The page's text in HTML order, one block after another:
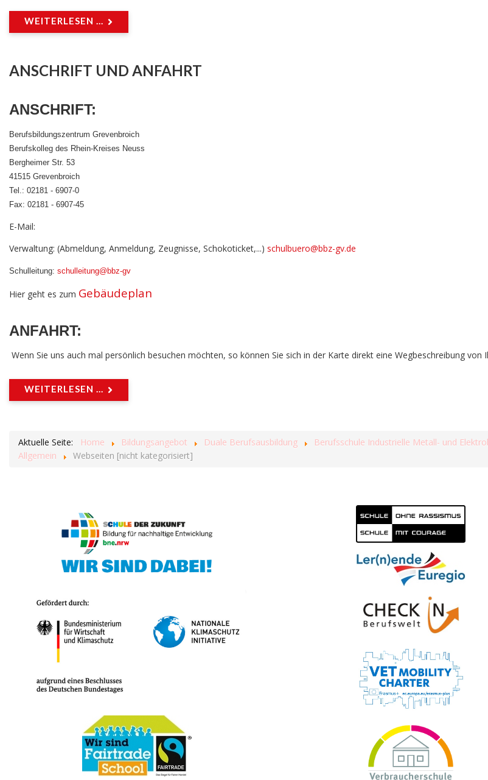
WEITERLESEN ...
ANSCHRIFT UND ANFAHRT
ANSCHRIFT:
Berufsbildungszentrum Grevenbroich
Berufskolleg des Rhein-Kreises Neuss
Bergheimer Str. 53
41515 Grevenbroich
Tel.: 02181 - 6907-0
Fax: 02181 - 6907-45
E-Mail:
Verwaltung: (Abmeldung, Anmeldung, Zeugnisse, Schokoticket,...) schulbuero@bbz-gv.de
Schulleitung: schulleitung@bbz-gv
Hier geht es zum Gebäudeplan
ANFAHRT:
Wenn Sie uns auch mal persönlich besuchen möchten, so können Sie sich in der Karte direkt eine Wegbeschreibung von
WEITERLESEN ...
Aktuelle Seite: Home Bildungsangebot Duale Berufsausbildung Berufsschule Industrielle Metall- und
Allgemein
Webseiten [nicht kategorisiert]